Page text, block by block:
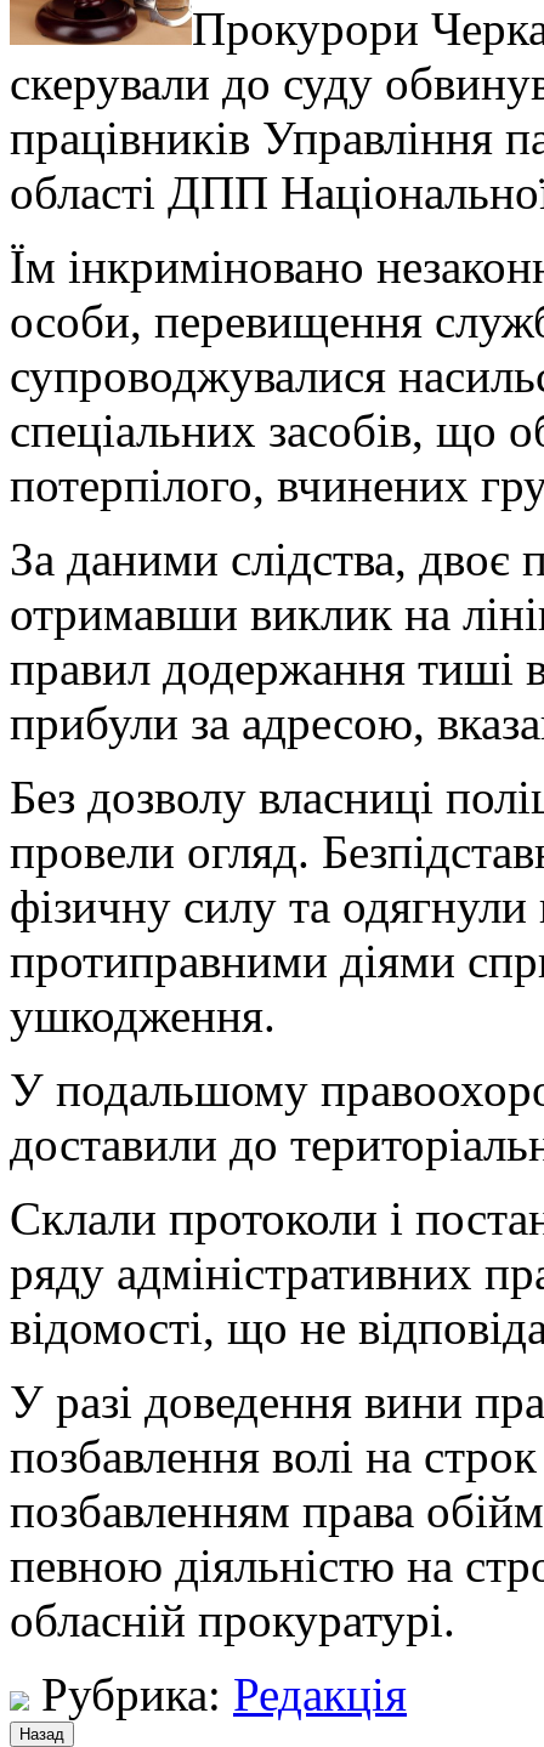
Прокурори
скерували до суду
працівників Управління
області ДПП
Їм інкриміновано
особи, перевищення
супроводжувалися
спеціальних засобів, що
потерпілого, вчинених
За даними слідства, двоє
отримавши виклик на
правил додержання тиші
прибули за адресою,
Без дозволу власниці
провели огляд.
фізичну силу та
протиправними діями
ушкодження.
У подальшому
доставили до
Склали протоколи і
ряду адміністративних
відомості, що не
У разі доведення вини
позбавлення волі на
позбавленням права
певною діяльністю на
обласній прокуратурі.
Рубрика: Редакція